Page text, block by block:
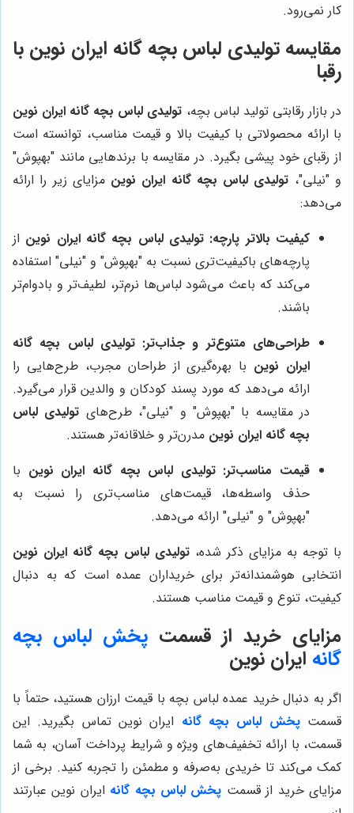
کار نمی‌رود.
مقایسهتولیدی لباس بچه گانه ایران نوین با
رقبا
در بازار رقابتی تولید لباس بچه، تولیدی لباس بچه گانه ایران نوین
با ارائه محصولاتی با کیفیت بالا و قیمت مناسب، توانسته است
از رقبای خود پیشی بگیرد. در مقایسه با برندهایی مانند "بهپوش"
و "نیلی"، تولیدی لباس بچه گانه ایران نوین مزایای زیر را ارائه
می‌دهد:
کیفیت بالاتر پارچه: تولیدی لباس بچه گانه ایران نوین از
پارچه‌های باکیفیت‌تری نسبت به "بهپوش" و "نیلی" استفاده
می‌کند که باعث می‌شود لباس‌ها نرم‌تر، لطیف‌تر و بادوام‌تر
باشند.
طراحی‌های متنوع‌تر و جذاب‌تر: تولیدی لباس بچه گانه
ایران نوین با بهره‌گیری از طراحان مجرب، طرح‌هایی را
ارائه می‌دهد که مورد پسند کودکان و والدین قرار می‌گیرد.
در مقایسه با "بهپوش" و "نیلی"، طرح‌های تولیدی لباس
بچه گانه ایران نوین مدرن‌تر و خلاقانه‌تر هستند.
قیمت مناسب‌تر: تولیدی لباس بچه گانه ایران نوین با
حذف واسطه‌ها، قیمت‌های مناسب‌تری را نسبت به
"بهپوش" و "نیلی" ارائه می‌دهد.
با توجه به مزایای ذکر شده، تولیدی لباس بچه گانه ایران نوین
انتخابی هوشمندانه‌تر برای خریداران عمده است که به دنبال
کیفیت، تنوع و قیمت مناسب هستند.
مزایای خرید از قسمتپخش لباس بچه
گانه ایران نوین
اگر به دنبال خرید عمده لباس بچه با قیمت ارزان هستید، حتماً با
قسمتپخش لباس بچه گانه ایران نوین تماس بگیرید. این
قسمت، با ارائه تخفیف‌های ویژه و شرایط پرداخت آسان، به شما
کمک می‌کند تا خریدی به‌صرفه و مطمئن را تجربه کنید. برخی از
مزایای خرید از قسمت پخش لباس بچه گانه ایران نوین عبارتند